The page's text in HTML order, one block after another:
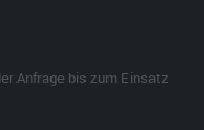
Anfrage bis zum Einsatz